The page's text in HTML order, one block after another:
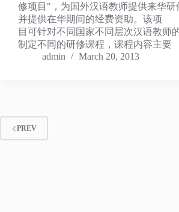
修项目"，为国外汉语教师提供来华研
并提供在华期间的经费资助。该项
目可针对不同国家不同层次汉语教师
制定不同的研修课程，课程内容主要
admin
March 20, 2013
PREV